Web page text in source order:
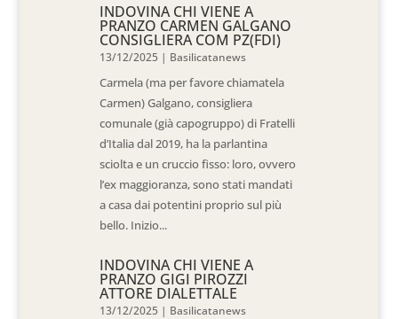
INDOVINA CHI VIENE A
PRANZO CARMEN GALGANO
CONSIGLIERA COM PZ(FDI)
13/12/2025 | Basilicatanews
Carmela (ma per favore chiamatela
Carmen) Galgano, consigliera
comunale (già capogruppo) di Fratelli
d’Italia dal 2019, ha la parlantina
sciolta e un cruccio fisso: loro, ovvero
l’ex maggioranza, sono stati mandati
a casa dai potentini proprio sul più
bello. Inizio...
INDOVINA CHI VIENE A
PRANZO GIGI PIROZZI
ATTORE DIALETTALE
13/12/2025 | Basilicatanews